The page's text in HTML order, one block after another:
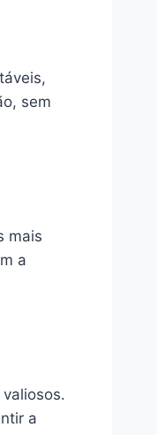
sem
mais
a
a